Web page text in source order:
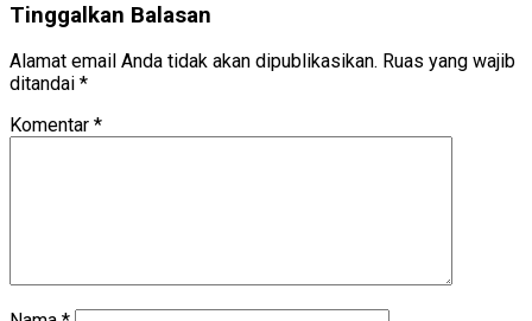
Tinggalkan Balasan
Alamat email Anda tidak akan dipublikasikan. Ruas yang wajib
ditandai *
Komentar *